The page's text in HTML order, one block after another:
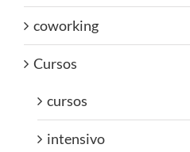
coworking
Cursos
cursos
intensivo